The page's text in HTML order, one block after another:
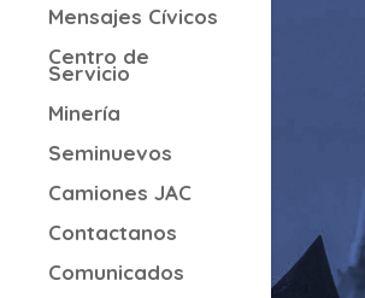
Mensajes Cívicos
Centro de
Servicio
Minería
Seminuevos
Camiones JAC
Contactanos
Comunicados